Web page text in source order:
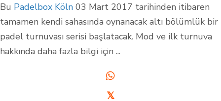
Bu Padelbox Köln 03 Mart 2017 tarihinden itibaren
tamamen kendi sahasında oynanacak altı bölümlük bir
padel turnuvası serisi başlatacak. Mod ve ilk turnuva
hakkında daha fazla bilgi için ...
𝕏